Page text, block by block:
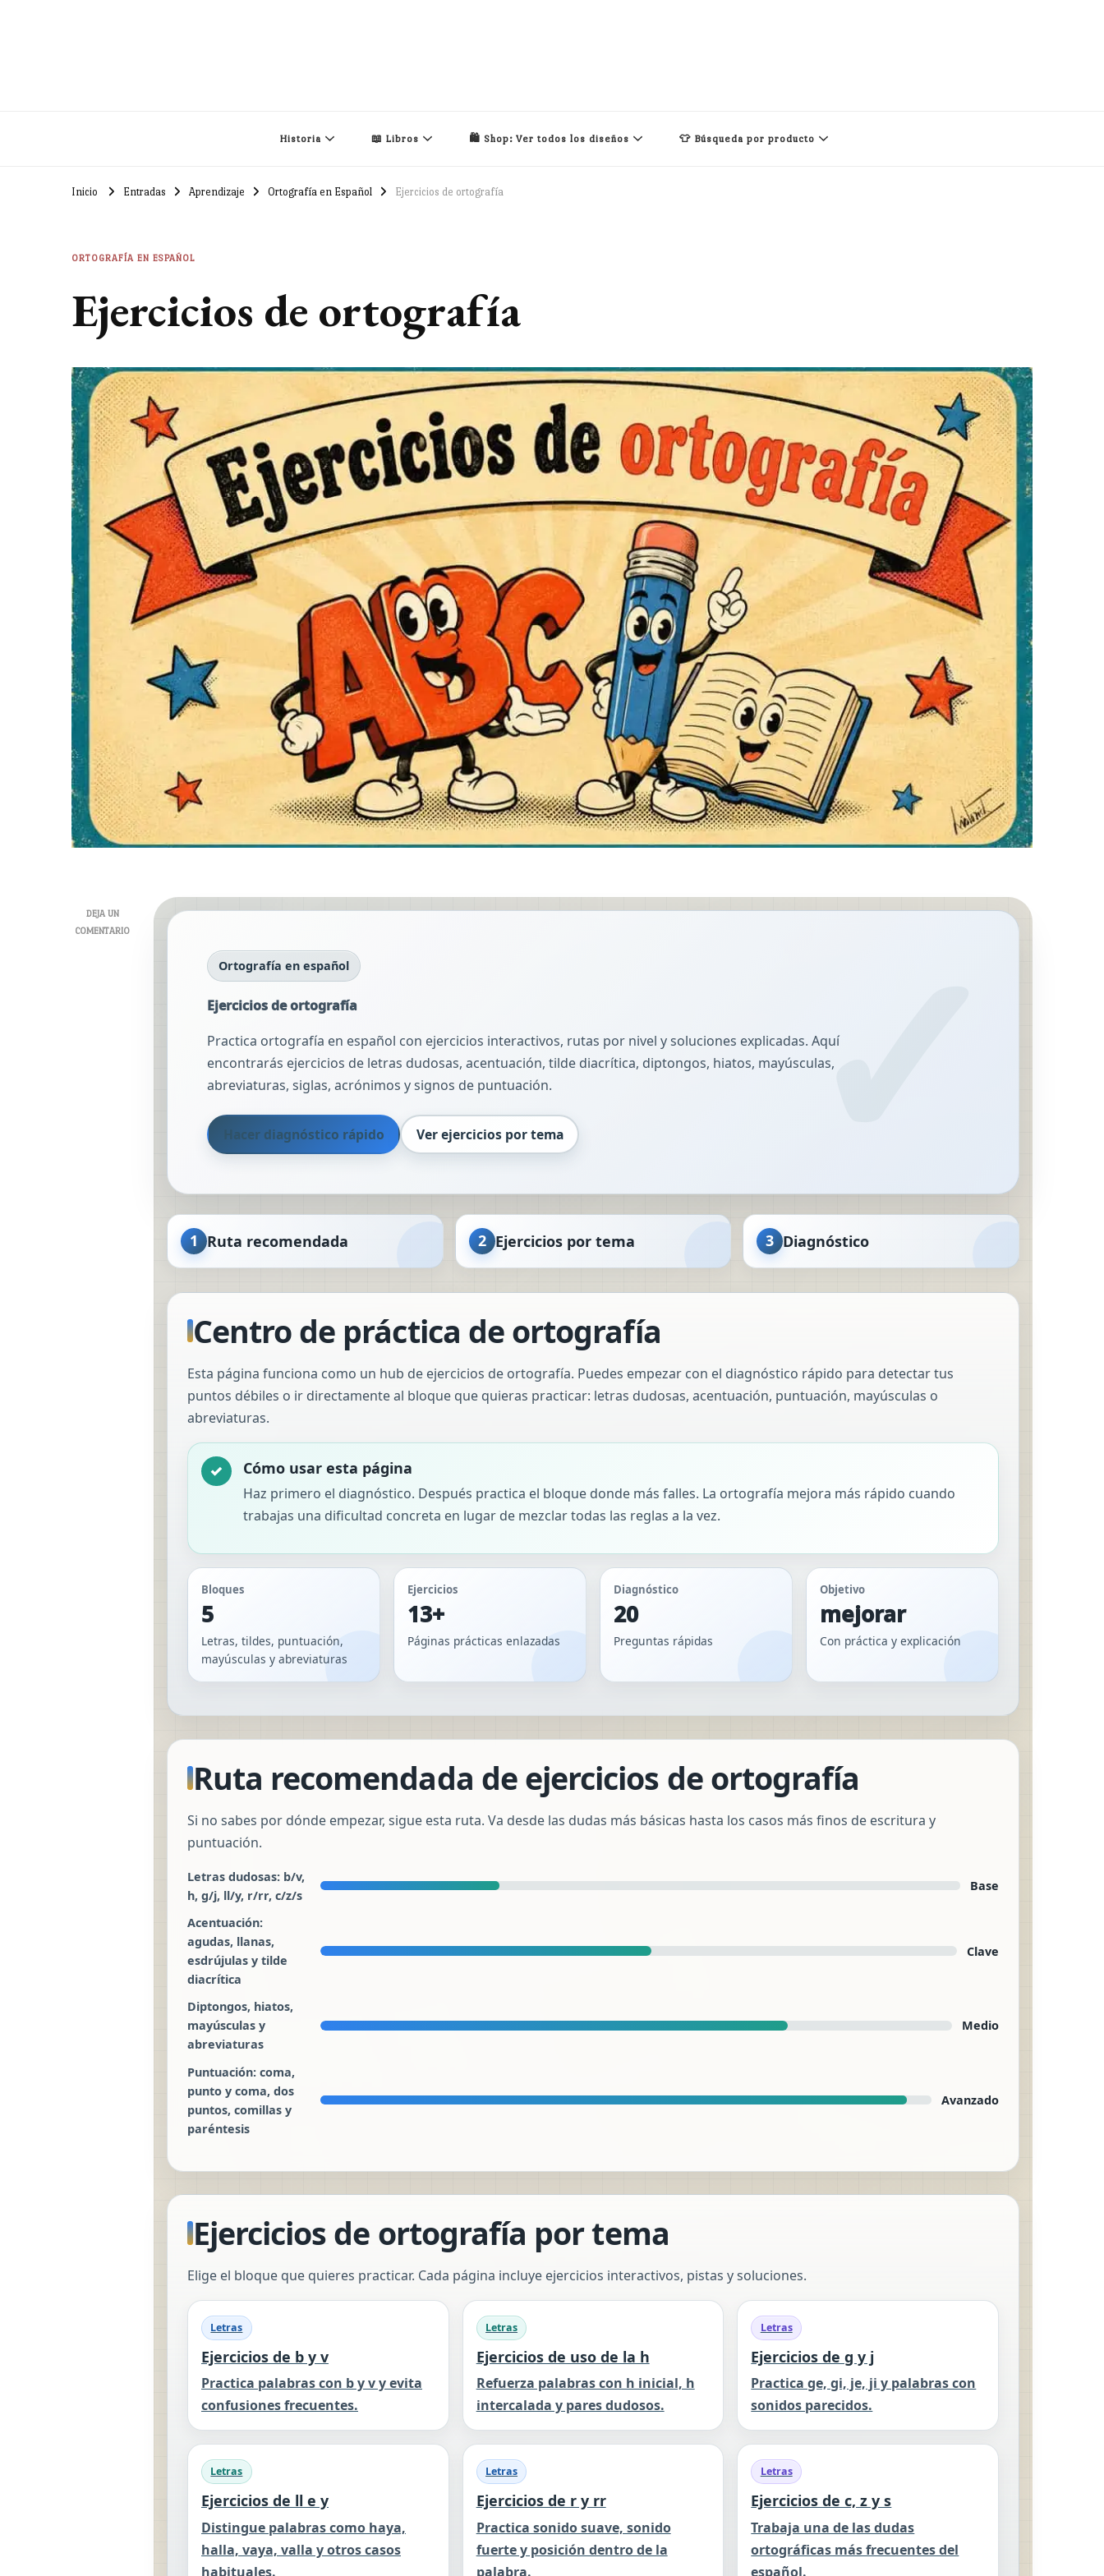
Historia 📖 Libros 🛍️ Shop: Ver todos los diseños 👕 Búsqueda por producto
Inicio Entradas Aprendizaje Ortografía en Español Ejercicios de ortografía
ORTOGRAFÍA EN ESPAÑOL
Ejercicios de ortografía
DEJA UN
COMENTARIOEN
Ortografía en español
Ejercicios de ortografía
Practica ortografía en español con ejercicios interactivos, rutas por nivel y soluciones explicadas. Aquí
encontrarás ejercicios de letras dudosas, acentuación, tilde diacrítica, diptongos, hiatos, mayúsculas,
abreviaturas, siglas, acrónimos y signos de puntuación.
Hacer diagnóstico rápido Ver ejercicios por tema
1 Ruta recomendada 2 Ejercicios por tema 3 Diagnóstico
Centro de práctica de ortografía
Esta página funciona como un hub de ejercicios de ortografía. Puedes empezar con el diagnóstico rápido para detectar tus
puntos débiles o ir directamente al bloque que quieras practicar: letras dudosas, acentuación, puntuación, mayúsculas o
abreviaturas.
✓ Cómo usar esta página
Haz primero el diagnóstico. Después practica el bloque donde más falles. La ortografía mejora más rápido cuando
trabajas una dificultad concreta en lugar de mezclar todas las reglas a la vez.
Bloques
5
Letras, tildes, puntuación,
mayúsculas y abreviaturas
Ejercicios
13+
Páginas prácticas enlazadas
Diagnóstico
20
Preguntas rápidas
Objetivo
mejorar
Con práctica y explicación
Ruta recomendada de ejercicios de ortografía
Si no sabes por dónde empezar, sigue esta ruta. Va desde las dudas más básicas hasta los casos más finos de escritura y
puntuación.
Letras dudosas: b/v,
h, g/j, ll/y, r/rr, c/z/s
Base
Acentuación:
agudas, llanas,
esdrújulas y tilde
diacrítica
Clave
Diptongos, hiatos,
mayúsculas y
abreviaturas
Medio
Puntuación: coma,
punto y coma, dos
puntos, comillas y
paréntesis
Avanzado
Ejercicios de ortografía por tema
Elige el bloque que quieres practicar. Cada página incluye ejercicios interactivos, pistas y soluciones.
Letras
Ejercicios de b y v
Practica palabras con b y v y evita
confusiones frecuentes.
Letras
Ejercicios de uso de la h
Refuerza palabras con h inicial, h
intercalada y pares dudosos.
Letras
Ejercicios de g y j
Practica ge, gi, je, ji y palabras con
sonidos parecidos.
Letras
Ejercicios de ll e y
Distingue palabras como haya,
halla, vaya, valla y otros casos
habituales.
Letras
Ejercicios de r y rr
Practica sonido suave, sonido
fuerte y posición dentro de la
palabra.
Letras
Ejercicios de c, z y s
Trabaja una de las dudas
ortográficas más frecuentes del
español.